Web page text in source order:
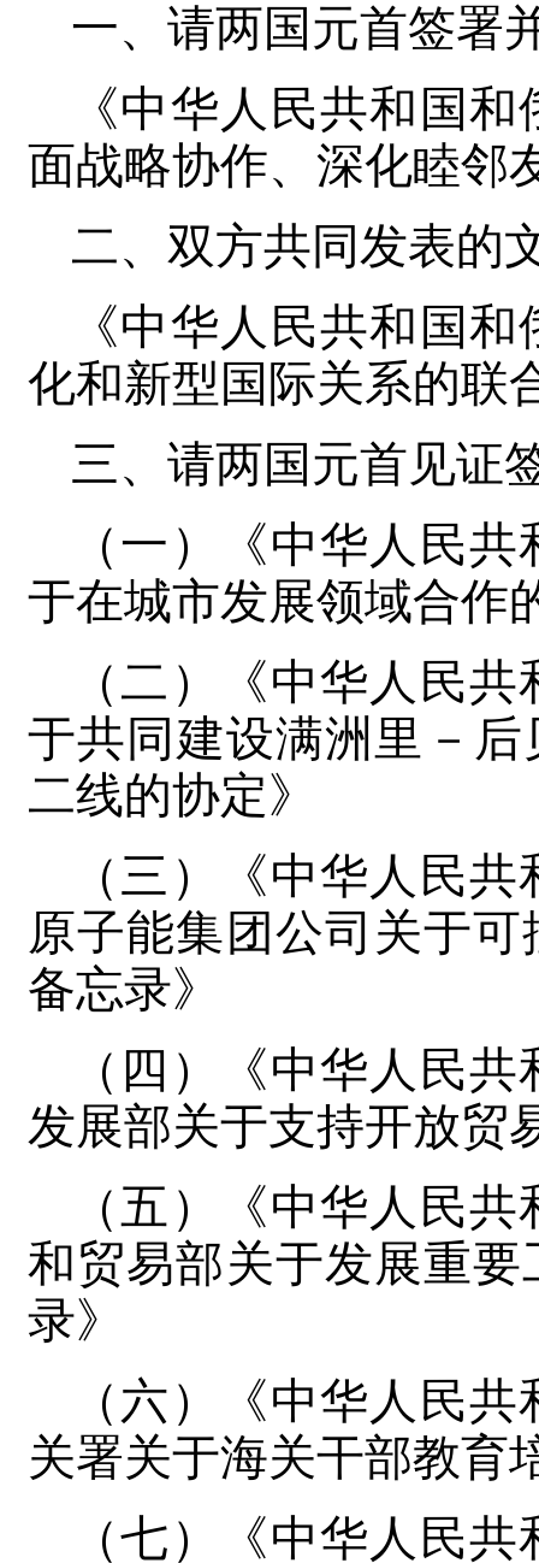
一、请两国元首签署
《中华人民共和国
面战略协作、深化睦邻
二、双方共同发表的
《中华人民共和国
化和新型国际关系的联
三、请两国元首见证
（一）《中华人民
于在城市发展领域合作
（二）《中华人民
于共同建设满洲里－
二线的协定》
（三）《中华人民
原子能集团公司关于
备忘录》
（四）《中华人民
发展部关于支持开放贸
（五）《中华人民
和贸易部关于发展重
录》
（六）《中华人民
关署关于海关干部教育
（七）《中华人民